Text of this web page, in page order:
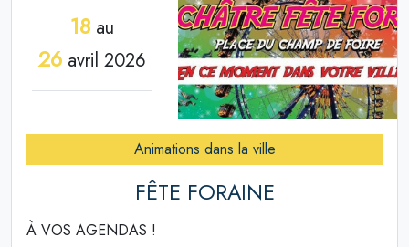
18au
26avril 2026
Animations dans la ville
FÊTE FORAINE
À VOS AGENDAS !